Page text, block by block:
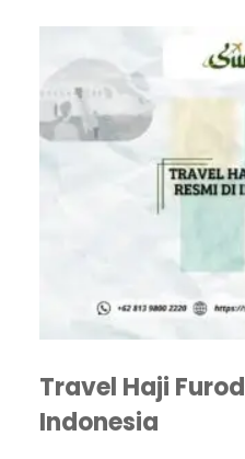
Travel Haji
Indonesia